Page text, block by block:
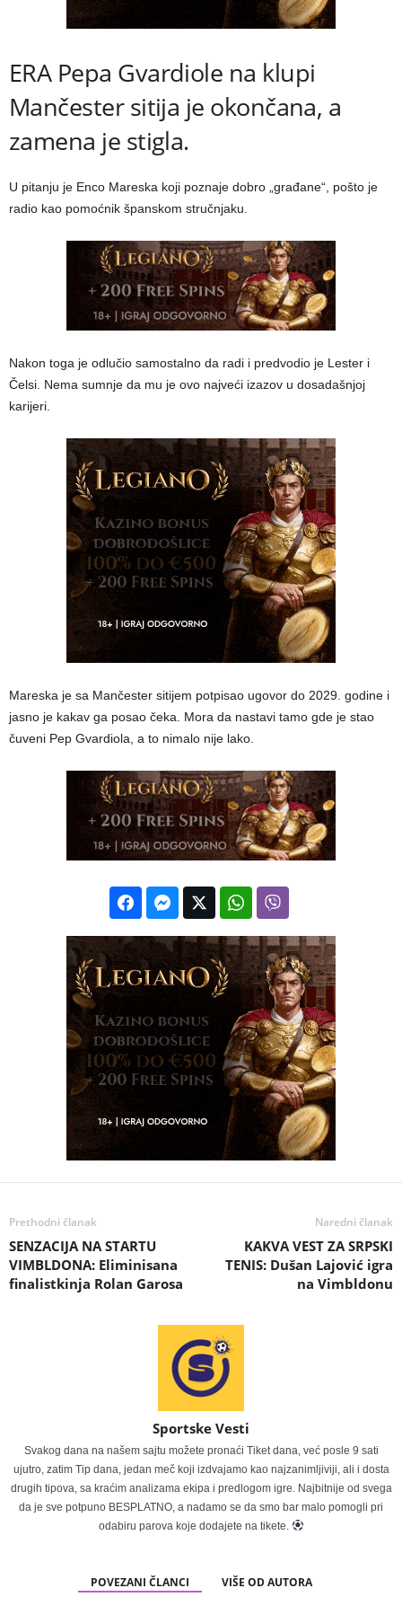
ERA Pepa Gvardiole na klupi
Mančester sitija je okončana, a
zamena je stigla.
U pitanju je Enco Mareska koji poznaje dobro „građane“, pošto je
radio kao pomoćnik španskom stručnjaku.
Nakon toga je odlučio samostalno da radi i predvodio je Lester i
Čelsi. Nema sumnje da mu je ovo najveći izazov u dosadašnjoj
karijeri.
Mareska je sa Mančester sitijem potpisao ugovor do 2029. godine i
jasno je kakav ga posao čeka. Mora da nastavi tamo gde je stao
čuveni Pep Gvardiola, a to nimalo nije lako.
Prethodni članak
SENZACIJA NA STARTU
VIMBLDONA: Eliminisana
finalistkinja Rolan Garosa
Naredni članak
KAKVA VEST ZA SRPSKI
TENIS: Dušan Lajović igra
na Vimbldonu
Sportske Vesti
Svakog dana na našem sajtu možete pronaći Tiket dana, već posle 9 sati
ujutro, zatim Tip dana, jedan meč koji izdvajamo kao najzanimljiviji, ali i dosta
drugih tipova, sa kraćim analizama ekipa i predlogom igre. Najbitnije od svega
da je sve potpuno BESPLATNO, a nadamo se da smo bar malo pomogli pri
odabiru parova koje dodajete na tikete.
POVEZANI ČLANCI VIŠE OD AUTORA